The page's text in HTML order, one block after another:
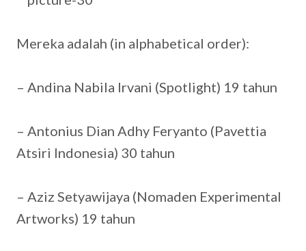
Mereka adalah (in alphabetical order):
– Andina Nabila Irvani (Spotlight) 19 tahun
– Antonius Dian Adhy Feryanto (Pavettia
Atsiri Indonesia) 30 tahun
– Aziz Setyawijaya (Nomaden Experimental
Artworks) 19 tahun